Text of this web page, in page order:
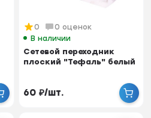
0
0 оценок
В наличии
Cетевой переходник
плоский "Тефаль" белый
60 ₽/шт.